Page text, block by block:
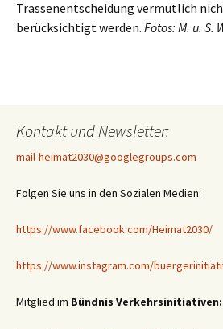
Trassenentscheidung vermutlich
berücksichtigt werden. Fotos: M. u. S.
Kontakt und Newsletter:
mail-heimat2030@googlegroups.com
Folgen Sie uns in den Sozialen Medien:
https://www.facebook.com/Heimat2030/
https://www.instagram.com/
Mitglied im Bündnis Verkehrsinitiativen: